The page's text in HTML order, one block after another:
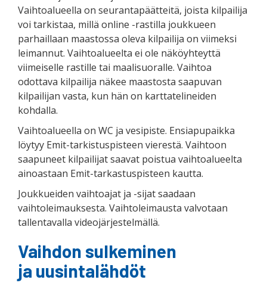
Vaihtoalueella on seurantapäätteitä, joista kilpailija
voi tarkistaa, millä online -rastilla joukkueen
parhaillaan maastossa oleva kilpailija on viimeksi
leimannut. Vaihtoalueelta ei ole näköyhteyttä
viimeiselle rastille tai maalisuoralle. Vaihtoa
odottava kilpailija näkee maastosta saapuvan
kilpailijan vasta, kun hän on karttatelineiden
kohdalla.
Vaihtoalueella on WC ja vesipiste. Ensiapupaikka
löytyy Emit-tarkistuspisteen vierestä. Vaihtoon
saapuneet kilpailijat saavat poistua vaihtoalueelta
ainoastaan Emit-tarkastuspisteen kautta.
Joukkueiden vaihtoajat ja -sijat saadaan
vaihtoleimauksesta. Vaihtoleimausta valvotaan
tallentavalla videojärjestelmällä.
Vaihdon sulkeminen
ja uusintalähdöt